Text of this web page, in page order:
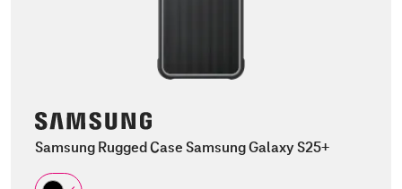
Samsung Rugged Case Samsung Galaxy S25+